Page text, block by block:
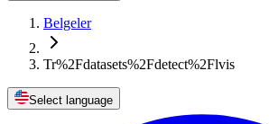
Belgeler
Tr%2Fdatasets%2Fdetect%2Flvis
Select language